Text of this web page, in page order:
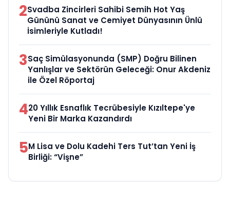
2Svadba Zincirleri Sahibi Semih Hot Yaş
Gününü Sanat ve Cemiyet Dünyasının Ünlü
İsimleriyle Kutladı!
3Saç Simülasyonunda (SMP) Doğru Bilinen
Yanlışlar ve Sektörün Geleceği: Onur Akdeniz
ile Özel Röportaj
420 Yıllık Esnaflık Tecrübesiyle Kızıltepe'ye
Yeni Bir Marka Kazandırdı
5M Lisa ve Dolu Kadehi Ters Tut’tan Yeni İş
Birliği: “Vişne”